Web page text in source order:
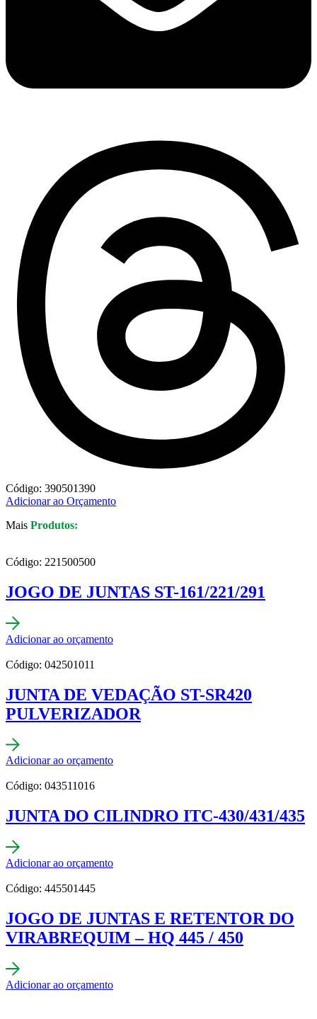
Código: 390501390
Adicionar ao Orçamento
Mais Produtos:
Código: 221500500
JOGO DE JUNTAS ST-161/221/291
Adicionar ao orçamento
Código: 042501011
JUNTA DE VEDAÇÃO ST-SR420
PULVERIZADOR
Adicionar ao orçamento
Código: 043511016
JUNTA DO CILINDRO ITC-430/431/435
Adicionar ao orçamento
Código: 445501445
JOGO DE JUNTAS E RETENTOR DO
VIRABREQUIM – HQ 445 / 450
Adicionar ao orçamento